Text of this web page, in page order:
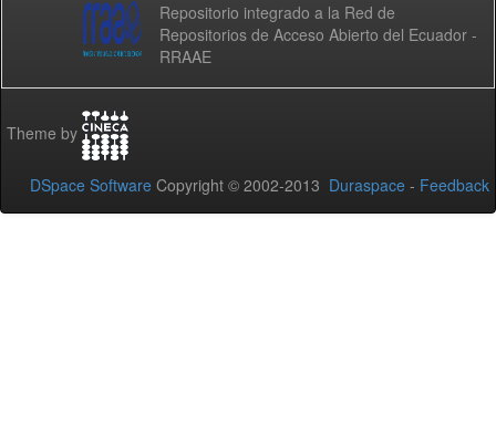
Repositorio integrado a la Red de
Repositorios de Acceso Abierto del Ecuador -
RRAAE
Theme by
DSpace Software Copyright © 2002-2013 Duraspace - Feedback